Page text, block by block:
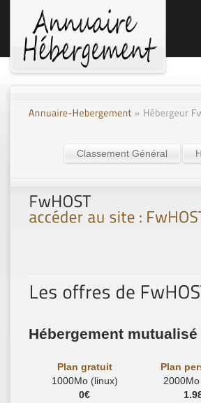
Classement Général
Hébergement mutualisé
Plan gratuit
1000Mo (linux)
0€
Plan